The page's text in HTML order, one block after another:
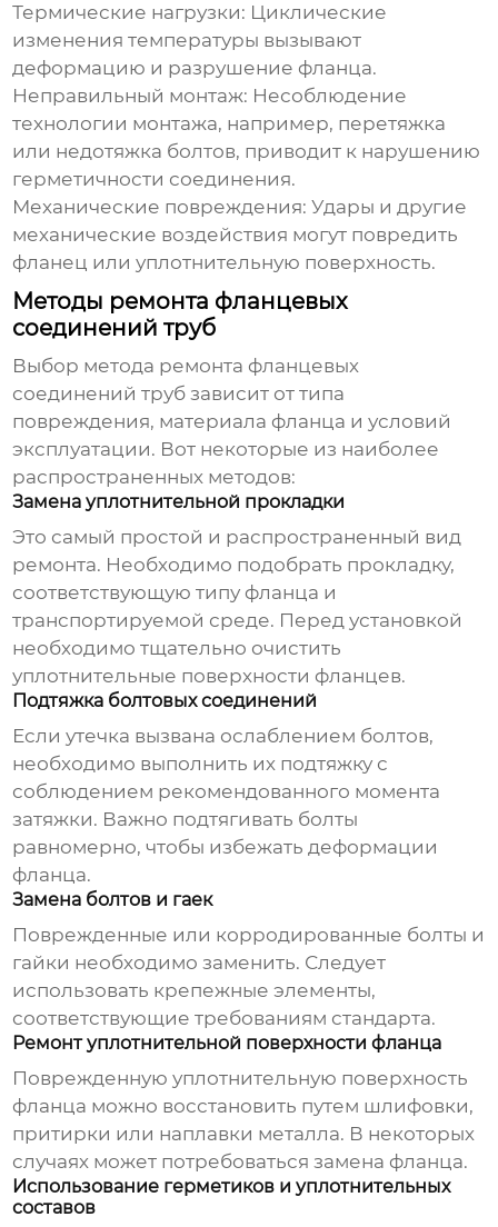
Термические нагрузки: Циклические
изменения температуры вызывают
деформацию и разрушение фланца.
Неправильный монтаж: Несоблюдение
технологии монтажа, например, перетяжка
или недотяжка болтов, приводит к нарушению
герметичности соединения.
Механические повреждения: Удары и другие
механические воздействия могут повредить
фланец или уплотнительную поверхность.
Методы ремонта фланцевых
соединений труб
Выбор метода ремонта фланцевых
соединений труб зависит от типа
повреждения, материала фланца и условий
эксплуатации. Вот некоторые из наиболее
распространенных методов:
Замена уплотнительной прокладки
Это самый простой и распространенный вид
ремонта. Необходимо подобрать прокладку,
соответствующую типу фланца и
транспортируемой среде. Перед установкой
необходимо тщательно очистить
уплотнительные поверхности фланцев.
Подтяжка болтовых соединений
Если утечка вызвана ослаблением болтов,
необходимо выполнить их подтяжку с
соблюдением рекомендованного момента
затяжки. Важно подтягивать болты
равномерно, чтобы избежать деформации
фланца.
Замена болтов и гаек
Поврежденные или корродированные болты и
гайки необходимо заменить. Следует
использовать крепежные элементы,
соответствующие требованиям стандарта.
Ремонт уплотнительной поверхности фланца
Поврежденную уплотнительную поверхность
фланца можно восстановить путем шлифовки,
притирки или наплавки металла. В некоторых
случаях может потребоваться замена фланца.
Использование герметиков и уплотнительных
составов